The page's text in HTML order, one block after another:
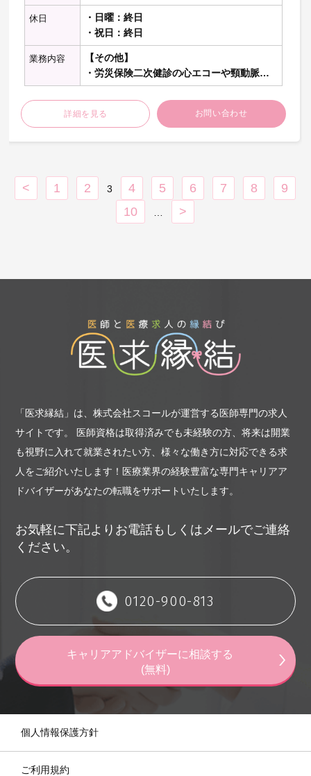
休日
・日曜：終日
・祝日：終日
業務内容
【その他】
・労災保険二次健診の心エコーや頸動脈エ
コー／週5～6コマ程度 ※10名程度／コマ
【健康診断】
／週1～2コマ程度
【画像診断（読影）】
・心電図、CT、MRIなど
【必要技能】
・年に数回巡回健診の対応をお願いする場
※記載の件数等は目安の数字です
詳細を見る お問い合わせ
< 1 2 3 4 5 6 7 8
9
10
>
「医求縁結」は、株式会社スコールが運営する医師専門の求人
サイトです。
医師資格は取得済みでも未経験の方、将来は開業
も視野に入れて就業されたい方、様々な働き方に対応できる求
人をご紹介いたします！ 医療業界の経験豊富な専門キャリアア
ドバイザーがあなたの転職をサポートいたします。
お気軽に下記よりお電話もしくはメールでご連絡
ください。
0120-900-813
キャリアアドバイザーに相談する
(無料)
個人情報保護方針
ご利用規約